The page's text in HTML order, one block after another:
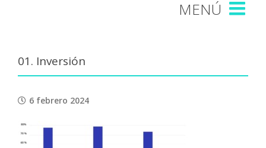
01. Inversión
6 febrero 2024